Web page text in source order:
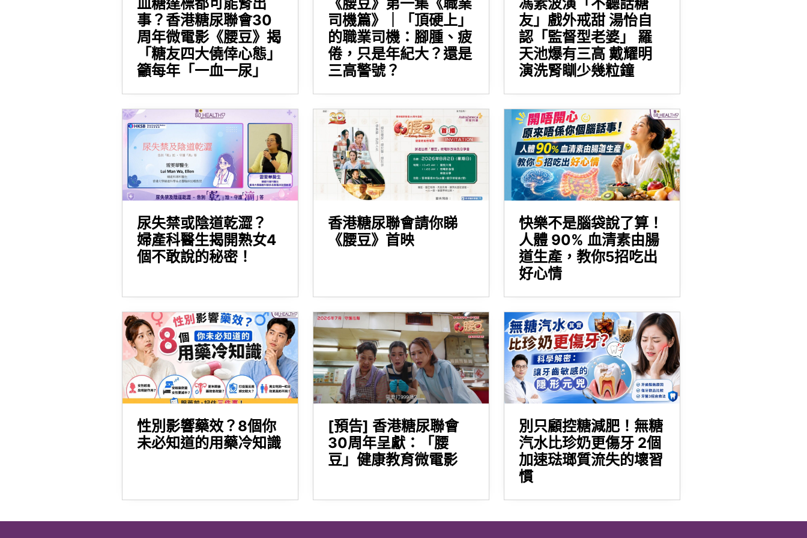
血糖達標都可能腎出
事？香港糖尿聯會30
周年微電影《腰豆》揭
「糖友四大僥倖心態」
籲每年「一血一尿」
《腰豆》第一集《職業
司機篇》｜「頂硬上」
的職業司機：腳腫、疲
倦，只是年紀大？還是
三高警號？
馮素波演「不聽話糖
友」戲外戒甜 湯怡自
認「監督型老婆」 羅
天池爆有三高 戴耀明
演洗腎瞓少幾粒鐘
尿失禁或陰道乾澀？
婦產科醫生揭開熟女4
個不敢說的秘密！
香港糖尿聯會請你睇
《腰豆》首映
快樂不是腦袋說了算！
人體 90% 血清素由腸
道生產，教你5招吃出
好心情
性別影響藥效？8個你
未必知道的用藥冷知識
[預告] 香港糖尿聯會
30周年呈獻：「腰
豆」健康教育微電影
別只顧控糖減肥！無糖
汽水比珍奶更傷牙 2個
加速琺瑯質流失的壞習
慣